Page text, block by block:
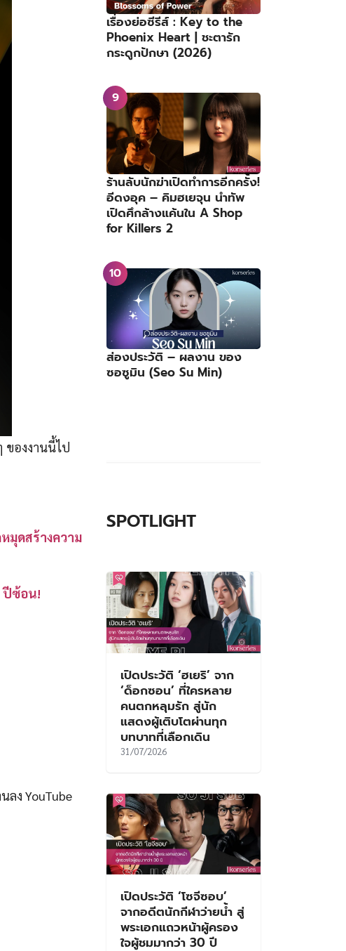
ของงานนี้ไป
มุดสร้างความ
ปีซ้อน!
ง YouTube
เรื่องย่อซีรีส์ : Key to the
Phoenix Heart | ชะตารัก
กระดูกปักษา (2026)
ร้านลับนักฆ่าเปิดทำการอีกครั้ง!
อีดงอุค – คิมฮเยจุน นำทัพ
เปิดศึกล้างแค้นใน A Shop
for Killers 2
ส่องประวัติ – ผลงาน ของ
ซอซูมิน (Seo Su Min)
SPOTLIGHT
เปิดประวัติ ‘ฮเยริ’ จาก
‘ด็อกซอน’ ที่ใครหลาย
คนตกหลุมรัก สู่นัก
แสดงผู้เติบโตผ่านทุก
บทบาทที่เลือกเดิน
31/07/2026
เปิดประวัติ ‘โซจีซอบ’
จากอดีตนักกีฬาว่ายน้ำ สู่
พระเอกแถวหน้าผู้ครอง
ใจผู้ชมมากว่า 30 ปี